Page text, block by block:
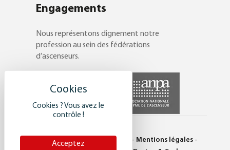
Cookies ? Vous avez le
contrôle !
Acceptez
Engagements
Nous représentons dignement notre
profession au sein des fédérations
d’ascenseurs.
© Saulière 2017 - - Mentions légales-